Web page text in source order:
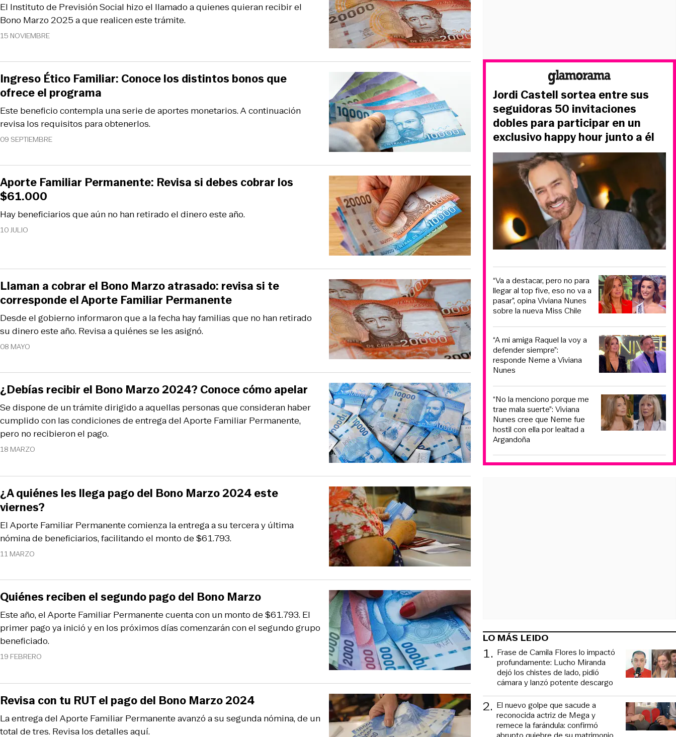
15 NOVIEMBRE
El Instituto de Previsión Social hizo el llamado a quienes quieran recibir el
Bono Marzo 2025 a que realicen este trámite.
09 SEPTIEMBRE
Este beneficio contempla una serie de aportes monetarios. A continuación
revisa los requisitos para obtenerlos.
Ingreso Ético Familiar: Conoce los distintos bonos que
ofrece el programa
10 JULIO
Hay beneficiarios que aún no han retirado el dinero este año.
Aporte Familiar Permanente: Revisa si debes cobrar los
$61.000
08 MAYO
Desde el gobierno informaron que a la fecha hay familias que no han retirado
su dinero este año. Revisa a quiénes se les asignó.
Llaman a cobrar el Bono Marzo atrasado: revisa si te
corresponde el Aporte Familiar Permanente
18 MARZO
Se dispone de un trámite dirigido a aquellas personas que consideran haber
cumplido con las condiciones de entrega del Aporte Familiar Permanente,
pero no recibieron el pago.
¿Debías recibir el Bono Marzo 2024? Conoce cómo apelar
11 MARZO
El Aporte Familiar Permanente comienza la entrega a su tercera y última
nómina de beneficiarios, facilitando el monto de $61.793.
¿A quiénes les llega pago del Bono Marzo 2024 este
viernes?
19 FEBRERO
Este año, el Aporte Familiar Permanente cuenta con un monto de $61.793. El
primer pago ya inició y en los próximos días comenzarán con el segundo grupo
beneficiado.
Quiénes reciben el segundo pago del Bono Marzo
La entrega del Aporte Familiar Permanente avanzó a su segunda nómina, de un
total de tres. Revisa los detalles aquí.
Revisa con tu RUT el pago del Bono Marzo 2024
Jordi Castell sortea entre sus
seguidoras 50 invitaciones
dobles para participar en un
exclusivo happy hour junto a él
“Va a destacar, pero no para
llegar al top five, eso no va a
pasar”, opina Viviana Nunes
sobre la nueva Miss Chile
“A mi amiga Raquel la voy a
defender siempre”:
responde Neme a Viviana
Nunes
“No la menciono porque me
trae mala suerte”: Viviana
Nunes cree que Neme fue
hostil con ella por lealtad a
Argandoña
LO MÁS LEIDO
1. Frase de Camila Flores lo impactó
profundamente: Lucho Miranda
dejó los chistes de lado, pidió
cámara y lanzó potente descargo
2. El nuevo golpe que sacude a
reconocida actriz de Mega y
remece la farándula: confirmó